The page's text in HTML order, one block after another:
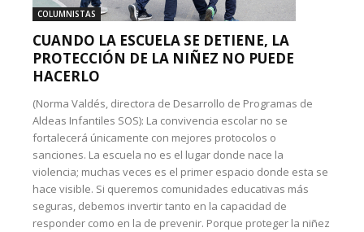
COLUMNISTAS
CUANDO LA ESCUELA SE DETIENE, LA
PROTECCIÓN DE LA NIÑEZ NO PUEDE
HACERLO
(Norma Valdés, directora de Desarrollo de Programas de
Aldeas Infantiles SOS): La convivencia escolar no se
fortalecerá únicamente con mejores protocolos o
sanciones. La escuela no es el lugar donde nace la
violencia; muchas veces es el primer espacio donde esta se
hace visible. Si queremos comunidades educativas más
seguras, debemos invertir tanto en la capacidad de
responder como en la de prevenir. Porque proteger la niñez